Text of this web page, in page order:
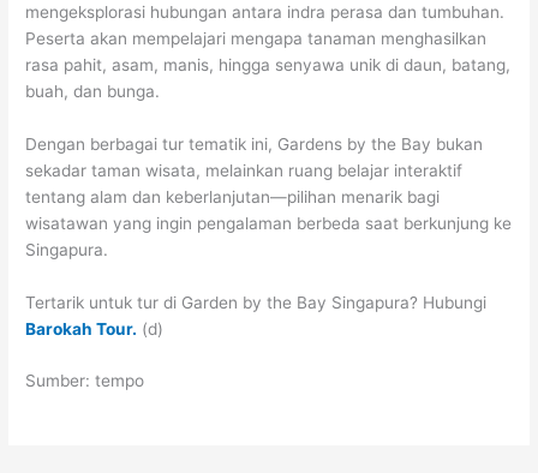
mengeksplorasi hubungan antara indra perasa dan tumbuhan.
Peserta akan mempelajari mengapa tanaman menghasilkan
rasa pahit, asam, manis, hingga senyawa unik di daun, batang,
buah, dan bunga.
Dengan berbagai tur tematik ini, Gardens by the Bay bukan
sekadar taman wisata, melainkan ruang belajar interaktif
tentang alam dan keberlanjutan—pilihan menarik bagi
wisatawan yang ingin pengalaman berbeda saat berkunjung ke
Singapura.
Tertarik untuk tur di Garden by the Bay Singapura? Hubungi
Barokah Tour. (d)
Sumber: tempo